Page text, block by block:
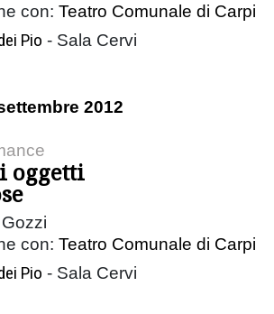
con: Teatro Comunale di Carpi
Pio - Sala Cervi
2012
oggetti
con: Teatro Comunale di Carpi
Pio - Sala Cervi